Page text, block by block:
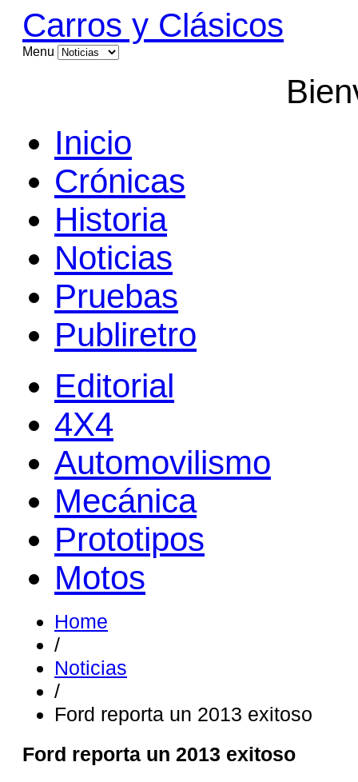
Carros y Clásicos
Menu
Inicio
Crónicas
Historia
Noticias
Pruebas
Publiretro
Editorial
4X4
Automovilismo
Mecánica
Prototipos
Motos
Home
/
Noticias
/
Ford reporta un 2013 exitoso
Ford reporta un 2013 exitoso